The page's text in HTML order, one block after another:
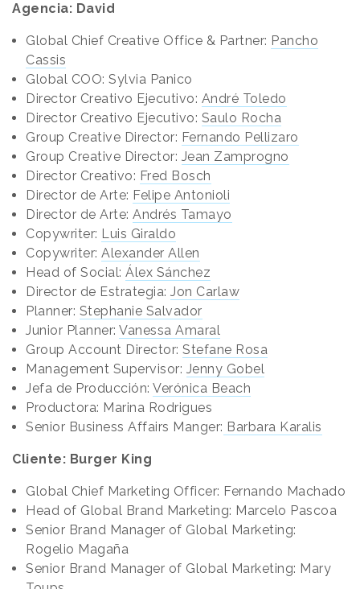
Agencia: David
Global Chief Creative Office & Partner: Pancho
Cassis
Global COO: Sylvia Panico
Director Creativo Ejecutivo: André Toledo
Director Creativo Ejecutivo: Saulo Rocha
Group Creative Director: Fernando Pellizaro
Group Creative Director: Jean Zamprogno
Director Creativo: Fred Bosch
Director de Arte: Felipe Antonioli
Director de Arte: Andrés Tamayo
Copywriter: Luis Giraldo
Copywriter: Alexander Allen
Head of Social: Álex Sánchez
Director de Estrategia: Jon Carlaw
Planner: Stephanie Salvador
Junior Planner: Vanessa Amaral
Group Account Director: Stefane Rosa
Management Supervisor: Jenny Gobel
Jefa de Producción: Verónica Beach
Productora: Marina Rodrigues
Senior Business Affairs Manger: Barbara Karalis
Cliente: Burger King
Global Chief Marketing Officer: Fernando Machado
Head of Global Brand Marketing: Marcelo Pascoa
Senior Brand Manager of Global Marketing:
Rogelio Magaña
Senior Brand Manager of Global Marketing: Mary